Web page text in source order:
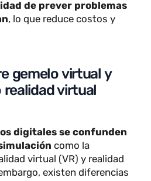
el mantenimiento y
, lo que reduce costos y
gemelo virtual y
realidad virtual